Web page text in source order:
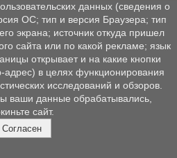
данных (сведения о
ОС; тип и версия Браузера; тип
экрана; источник откуда пришел
сайта или по какой рекламе; язык
открывает и на какие кнопки
адрес) в целях функционирования
исследований и обзоров.
ваши данные обрабатывались,
сайт.
Согласен